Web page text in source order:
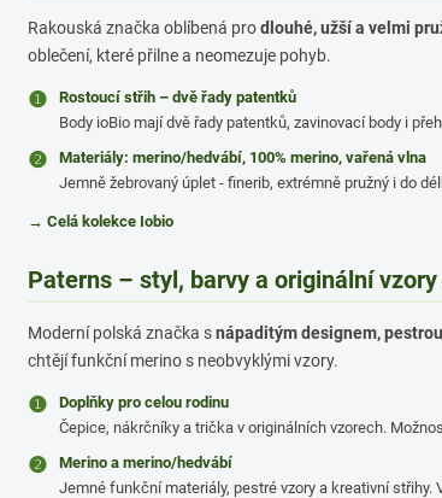
Rakouská značka oblíbená prodlouhé, užší a velmi
oblečení, které přilne a neomezuje pohyb.
❶
Rostoucí střih – dvě řady patentků
Body ioBio mají dvě řady patentků, zavinovací body i
❷
Materiály: merino/hedvábí, 100% merino, vařená vlna
Jemně žebrovaný úplet - finerib, extrémně pružný i do
→ Celá kolekce Iobio
Paterns – styl, barvy a originální
Moderní polská značka snápaditým designem,
chtějí funkční merino s neobvyklými vzory.
❶
Doplňky pro celou rodinu
Čepice, nákrčníky a trička v originálních vzorech.
❷
Merino a merino/hedvábí
Jemné funkční materiály, pestré vzory a kreativní